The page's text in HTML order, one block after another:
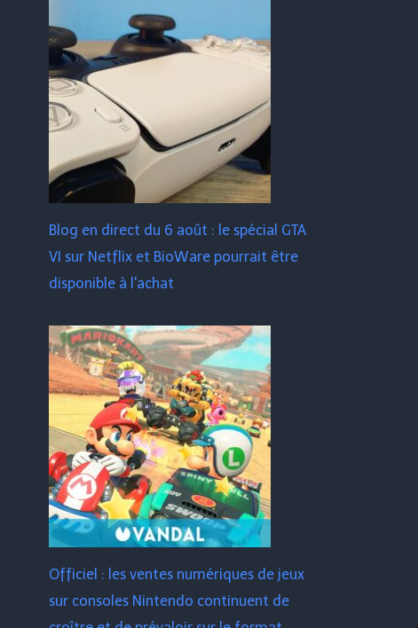
Blog en direct du 6 août : le spécial GTA
VI sur Netflix et BioWare pourrait être
disponible à l'achat
Officiel : les ventes numériques de jeux
sur consoles Nintendo continuent de